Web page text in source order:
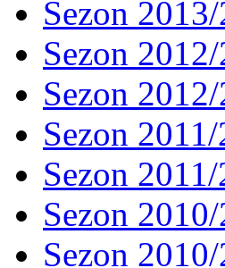
Sezon
Sezon
Sezon
Sezon
Sezon
Sezon
Sezon